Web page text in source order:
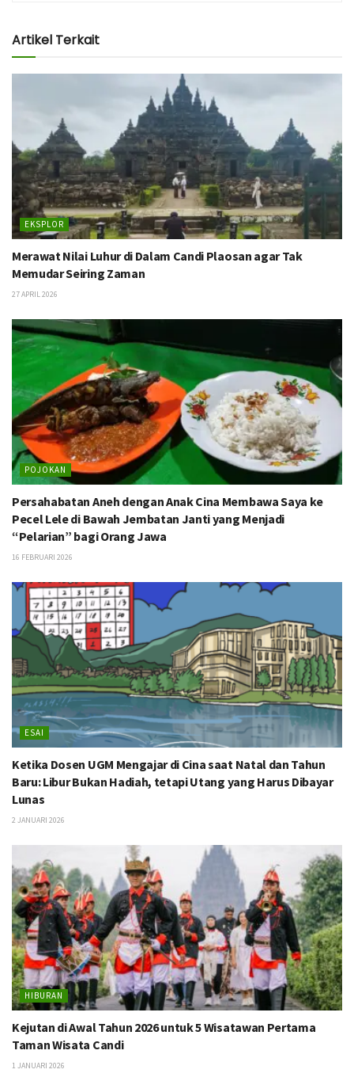
Artikel Terkait
EKSPLOR
Merawat Nilai Luhur di Dalam Candi Plaosan agar Tak
Memudar Seiring Zaman
27 APRIL 2026
POJOKAN
Persahabatan Aneh dengan Anak Cina Membawa Saya ke
Pecel Lele di Bawah Jembatan Janti yang Menjadi
“Pelarian” bagi Orang Jawa
16 FEBRUARI 2026
ESAI
Ketika Dosen UGM Mengajar di Cina saat Natal dan Tahun
Baru: Libur Bukan Hadiah, tetapi Utang yang Harus Dibayar
Lunas
2 JANUARI 2026
HIBURAN
Kejutan di Awal Tahun 2026 untuk 5 Wisatawan Pertama
Taman Wisata Candi
1 JANUARI 2026